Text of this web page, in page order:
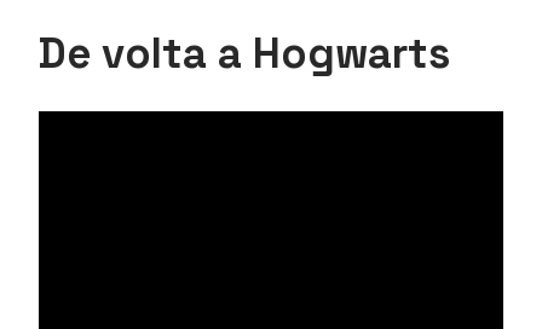
De volta a Hogwarts